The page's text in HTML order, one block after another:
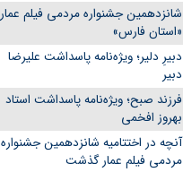
شانزدهمین جشنواره مردمی فیلم عمار
«استان فارس»
دبیرِ دلیر؛ ویژه‌نامه پاسداشت علیرضا
دبیر
فرزند صبح؛ ویژه‌نامه پاسداشت استاد
بهروز افخمی
آنچه در اختتامیه شانزدهمین جشنواره
مردمی فیلم عمار گذشت